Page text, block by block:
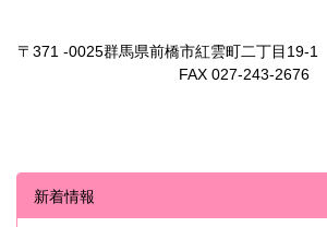
〒371 -0025群馬県前橋市紅雲町二丁目
FAX 027-243-2676
新着情報